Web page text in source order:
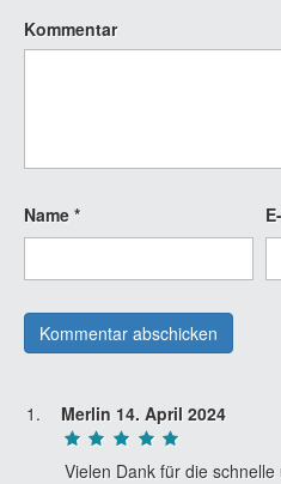
Kommentar
Name *
Merlin 14. April 2024
Vielen Dank für die